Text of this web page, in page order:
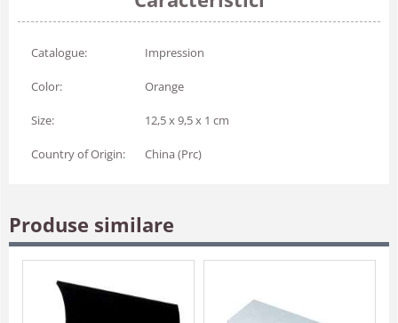
Catalogue: Impression
Color: Orange
Size: 12,5 x 9,5 x 1 cm
Country of Origin: China (Prc)
Produse similare